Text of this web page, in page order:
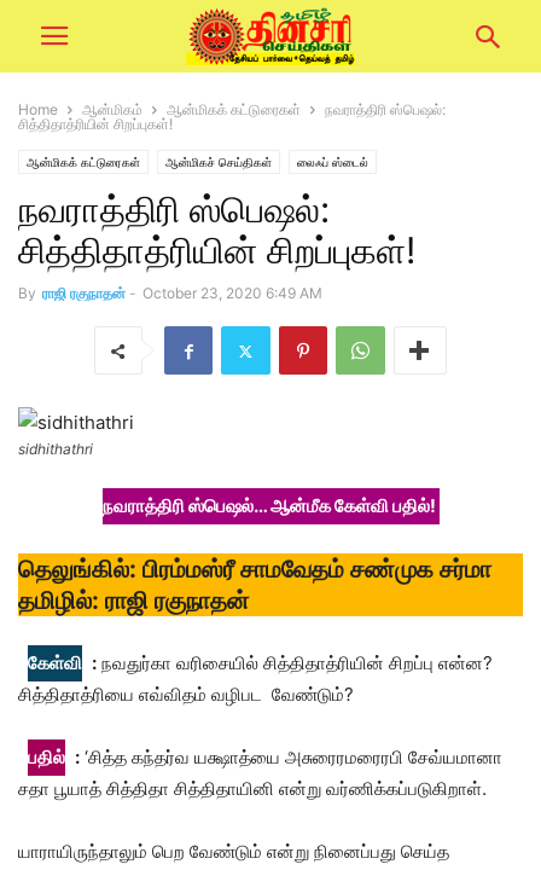
Home ஆன்மிகம் ஆன்மிகக் கட்டுரைகள்
நவராத்திரி ஸ்பெஷல்:
சித்திதாத்ரியின் சிறப்புகள்!
ஆன்மிகக் கட்டுரைகள் ஆன்மிகச் செய்திகள் லைஃப் ஸ்டைல்
விழாக்கள் விசேஷங்கள்
நவராத்திரி ஸ்பெஷல்:
சித்திதாத்ரியின் சிறப்புகள்!
By ராஜி ரகுநாதன் - October 23, 2020 6:49 AM
sidhithathri
நவராத்திரி ஸ்பெஷல்… ஆன்மீக கேள்வி பதில்!
தெலுங்கில்: பிரம்மஸ்ரீ சாமவேதம் சண்முக சர்மா
தமிழில்: ராஜி ரகுநாதன்
கேள்வி : நவதுர்கா வரிசையில் சித்திதாத்ரியின் சிறப்பு என்ன?
சித்திதாத்ரியை எவ்விதம் வழிபட வேண்டும்?
பதில் : ‘சித்த கந்தர்வ யக்ஷாத்யை அசுரைரமரைரபி சேவ்யமானா
சதா பூயாத் சித்திதா சித்திதாயினி என்று வர்ணிக்கப்படுகிறாள்.
யாராயிருந்தாலும் பெற வேண்டும் என்று நினைப்பது செய்த